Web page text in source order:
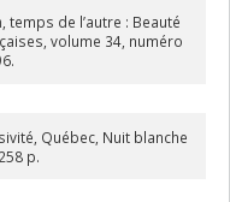
temps de l’autre : Beauté
volume 34, numéro
Québec, Nuit blanche
p.